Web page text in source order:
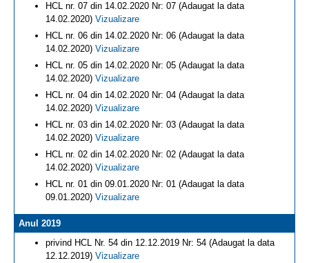
HCL nr. 07 din 14.02.2020 Nr: 07 (Adaugat la data
14.02.2020) Vizualizare
HCL nr. 06 din 14.02.2020 Nr: 06 (Adaugat la data
14.02.2020) Vizualizare
HCL nr. 05 din 14.02.2020 Nr: 05 (Adaugat la data
14.02.2020) Vizualizare
HCL nr. 04 din 14.02.2020 Nr: 04 (Adaugat la data
14.02.2020) Vizualizare
HCL nr. 03 din 14.02.2020 Nr: 03 (Adaugat la data
14.02.2020) Vizualizare
HCL nr. 02 din 14.02.2020 Nr: 02 (Adaugat la data
14.02.2020) Vizualizare
HCL nr. 01 din 09.01.2020 Nr: 01 (Adaugat la data
09.01.2020) Vizualizare
Anul 2019
privind HCL Nr. 54 din 12.12.2019 Nr: 54 (Adaugat la data
12.12.2019) Vizualizare